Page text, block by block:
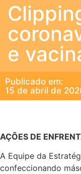
e
Publicado em:
15 de abril de
AÇÕES DE
A Equipe da
confeccionando